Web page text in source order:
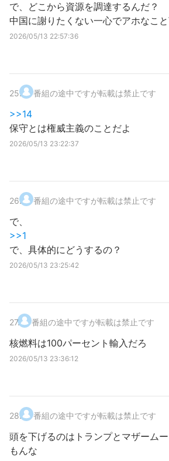
で、どこから資源を調達するんだ？
中国に謝りたくない一心でアホなこ
2026/05/13 22:57:36
25. 番組の途中ですが転載は禁止です
>>14
保守とは権威主義のことだよ
2026/05/13 23:22:37
26. 番組の途中ですが転載は禁止です
で、
>>1
で、具体的にどうするの？
2026/05/13 23:25:42
27. 番組の途中ですが転載は禁止です
核燃料は100パーセント輸入だろ
2026/05/13 23:36:12
28. 番組の途中ですが転載は禁止です
頭を下げるのはトランプとマザーム
もんな